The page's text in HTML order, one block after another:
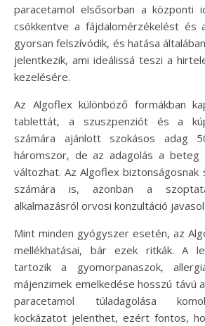
paracetamol elsősorban a központi
csökkentve a fájdalomérzékelést és
gyorsan felszívódik, és hatása
jelentkezik, ami ideálissá teszi a
kezelésére.
Az Algoflex különböző formákban
tablettát, a szuszpenziót és a
számára ajánlott szokásos adag
háromszor, de az adagolás a beteg
változhat. Az Algoflex
számára is, azonban a
alkalmazásról orvosi konzultáció
Mint minden gyógyszer esetén, az
mellékhatásai, bár ezek ritkák. A
tartozik a gyomorpanaszok,
májenzimek emelkedése hosszú távú
paracetamol túladagolása
kockázatot jelenthet, ezért fontos,